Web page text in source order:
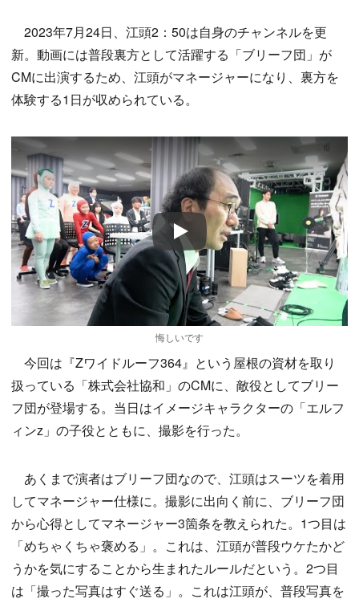
2023年7月24日、江頭2：50は自身のチャンネルを更
新。動画には普段裏方として活躍する「ブリーフ団」が
CMに出演するため、江頭がマネージャーになり、裏方を
体験する1日が収められている。
Play
悔しいです
今回は『Zワイドルーフ364』という屋根の資材を取り
扱っている「株式会社協和」のCMに、敵役としてブリー
フ団が登場する。当日はイメージキャラクターの「エルフ
ィンz」の子役とともに、撮影を行った。
あくまで演者はブリーフ団なので、江頭はスーツを着用
してマネージャー仕様に。撮影に出向く前に、ブリーフ団
から心得としてマネージャー3箇条を教えられた。1つ目は
「めちゃくちゃ褒める」。これは、江頭が普段ウケたかど
うかを気にすることから生まれたルールだという。2つ目
は「撮った写真はすぐ送る」。これは江頭が、普段写真を